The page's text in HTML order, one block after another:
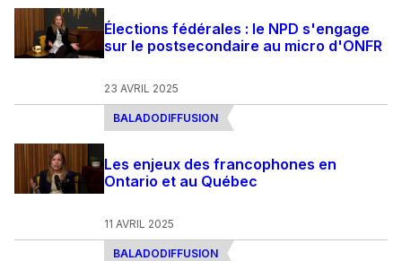
Élections fédérales : le NPD s'engage
sur le postsecondaire au micro d'ONFR
23 AVRIL 2025
BALADODIFFUSION
Les enjeux des francophones en
Ontario et au Québec
11 AVRIL 2025
BALADODIFFUSION